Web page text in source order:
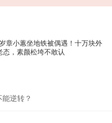
章小蕙坐地铁被偶遇！十万块外
态，素颜松垮不敢认
逆转？